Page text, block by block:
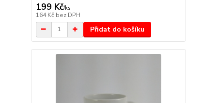
199 Kč/ks
164 Kč bez DPH
Přidat do košíku